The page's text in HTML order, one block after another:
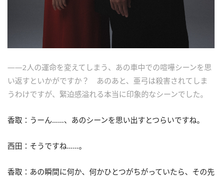
――2人の運命を変えてしまう、あの車中での喧嘩シーンを思
い返すといかがですか？ あのあと、亜弓は殺害されてしま
うわけですが、緊迫感溢れる本当に印象的なシーンでした。
香取：うーん……、あのシーンを思い出すとつらいですね。
西田：そうですね……。
香取：あの瞬間に何か、何かひとつがちがっていたら、その先